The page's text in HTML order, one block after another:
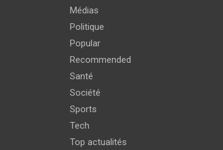
Médias
Politique
Popular
Recommended
Santé
Société
Sports
Tech
Top actualités